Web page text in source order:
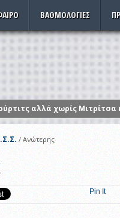
ΒΑΘΜΟΛΟΓΊΕΣ
αλλά χωρίς Μιτρίτσα
στις 5 και 12
Πότε γυρίζουμε τα ρολόγια
με ηρωίνη και κοκαΐνη
εικόνες από τη
/ Ανώτερης
Pin It